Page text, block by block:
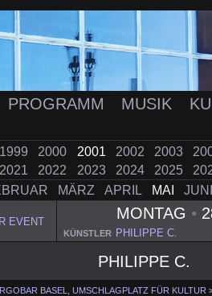
PROGRAMM MUSIK
1999 2000 2001 2002 2003
2021 2022 2023 2024 2025
MÄRZ APRIL MAI JUNI
EVENT MONTAG •
KÜNSTLER PHILIPPE C.
PHILIPPE C.
BASEL, UMSCHLAGPLATZ FÜR KULTUR